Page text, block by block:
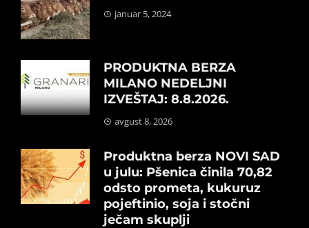
januar 5, 2024
PRODUKTNA BERZA
MILANO NEDELJNI
IZVEŠTAJ: 8.8.2026.
avgust 8, 2026
Produktna berza NOVI SAD
u julu: Pšenica činila 70,82
odsto prometa, kukuruz
pojeftinio, soja i stočni
ječam skuplji